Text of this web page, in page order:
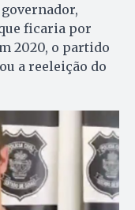
ficaria por
2020, o partido
a reeleição do